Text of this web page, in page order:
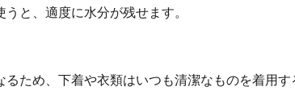
と、適度に水分が残せます。
るため、下着や衣類はいつも清潔なものを着用